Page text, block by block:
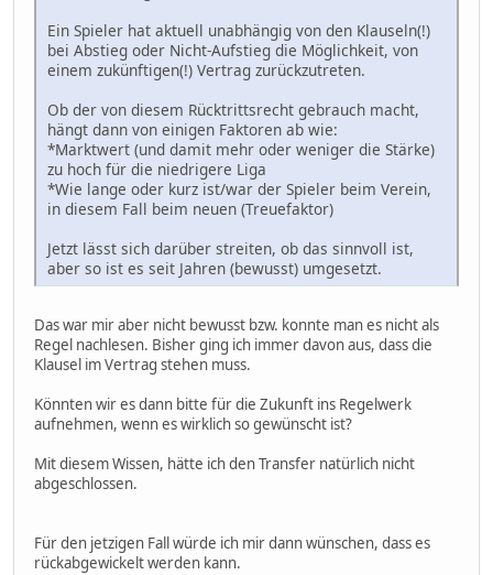
Ein Spieler hat aktuell unabhängig von den Klauseln(!)
bei Abstieg oder Nicht-Aufstieg die Möglichkeit, von
einem zukünftigen(!) Vertrag zurückzutreten.
Ob der von diesem Rücktrittsrecht gebrauch macht,
hängt dann von einigen Faktoren ab wie:
*Marktwert (und damit mehr oder weniger die Stärke)
zu hoch für die niedrigere Liga
*Wie lange oder kurz ist/war der Spieler beim Verein,
in diesem Fall beim neuen (Treuefaktor)
Jetzt lässt sich darüber streiten, ob das sinnvoll ist,
aber so ist es seit Jahren (bewusst) umgesetzt.
Das war mir aber nicht bewusst bzw. konnte man es nicht als
Regel nachlesen. Bisher ging ich immer davon aus, dass die
Klausel im Vertrag stehen muss.
Könnten wir es dann bitte für die Zukunft ins Regelwerk
aufnehmen, wenn es wirklich so gewünscht ist?
Mit diesem Wissen, hätte ich den Transfer natürlich nicht
abgeschlossen.
Für den jetzigen Fall würde ich mir dann wünschen, dass es
rückabgewickelt werden kann.